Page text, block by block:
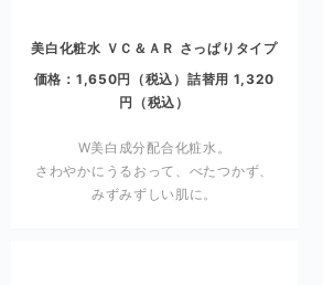
美白化粧水 ＶＣ＆ＡＲ さっぱりタイプ
価格：1,650円（税込）詰替用 1,320
円（税込）
W美白成分配合化粧水。
さわやかにうるおって、べたつかず、
みずみずしい肌に。